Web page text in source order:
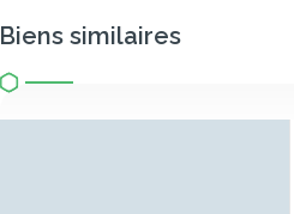
Biens similaires